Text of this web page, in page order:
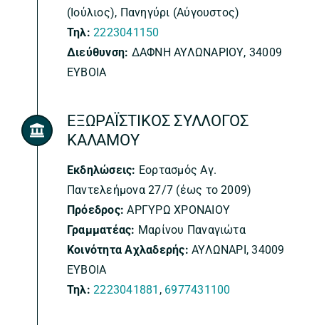
(Ιούλιος), Πανηγύρι (Αύγουστος)
Τηλ: 2223041150
Διεύθυνση: ΔΑΦΝΗ ΑΥΛΩΝΑΡΙΟΥ, 34009
ΕΥΒΟΙΑ
ΕΞΩΡΑΪΣΤΙΚΟΣ ΣΥΛΛΟΓΟΣ
ΚΑΛΑΜΟΥ
Εκδηλώσεις: Εορτασμός Αγ.
Παντελεήμονα 27/7 (έως το 2009)
Πρόεδρος: ΑΡΓΥΡΩ ΧΡΟΝΑΙΟΥ
Γραμματέας: Μαρίνου Παναγιώτα
Κοινότητα Αχλαδερής: ΑΥΛΩΝΑΡΙ, 34009
ΕΥΒΟΙΑ
Τηλ:2223041881 , 6977431100